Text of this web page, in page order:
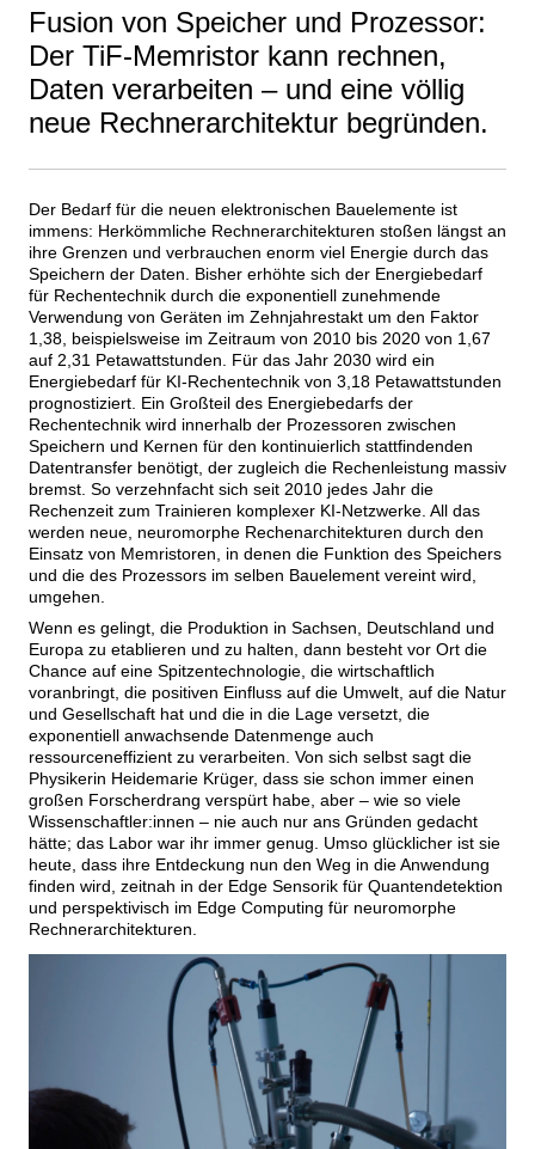
Fusion von Speicher und Prozessor:
Der TiF-Memristor kann rechnen,
Daten verarbeiten – und eine völlig
neue Rechnerarchitektur begründen.
Der Bedarf für die neuen elektronischen Bauelemente ist
immens: Herkömmliche Rechnerarchitekturen stoßen längst an
ihre Grenzen und verbrauchen enorm viel Energie durch das
Speichern der Daten. Bisher erhöhte sich der Energiebedarf
für Rechentechnik durch die exponentiell zunehmende
Verwendung von Geräten im Zehnjahrestakt um den Faktor
1,38, beispielsweise im Zeitraum von 2010 bis 2020 von 1,67
auf 2,31 Petawattstunden. Für das Jahr 2030 wird ein
Energiebedarf für KI-Rechentechnik von 3,18 Petawattstunden
prognostiziert. Ein Großteil des Energiebedarfs der
Rechentechnik wird innerhalb der Prozessoren zwischen
Speichern und Kernen für den kontinuierlich stattfindenden
Datentransfer benötigt, der zugleich die Rechenleistung massiv
bremst. So verzehnfacht sich seit 2010 jedes Jahr die
Rechenzeit zum Trainieren komplexer KI-Netzwerke. All das
werden neue, neuromorphe Rechenarchitekturen durch den
Einsatz von Memristoren, in denen die Funktion des Speichers
und die des Prozessors im selben Bauelement vereint wird,
umgehen.
Wenn es gelingt, die Produktion in Sachsen, Deutschland und
Europa zu etablieren und zu halten, dann besteht vor Ort die
Chance auf eine Spitzentechnologie, die wirtschaftlich
voranbringt, die positiven Einfluss auf die Umwelt, auf die Natur
und Gesellschaft hat und die in die Lage versetzt, die
exponentiell anwachsende Datenmenge auch
ressourceneffizient zu verarbeiten. Von sich selbst sagt die
Physikerin Heidemarie Krüger, dass sie schon immer einen
großen Forscherdrang verspürt habe, aber – wie so viele
Wissenschaftler:innen – nie auch nur ans Gründen gedacht
hätte; das Labor war ihr immer genug. Umso glücklicher ist sie
heute, dass ihre Entdeckung nun den Weg in die Anwendung
finden wird, zeitnah in der Edge Sensorik für Quantendetektion
und perspektivisch im Edge Computing für neuromorphe
Rechnerarchitekturen.